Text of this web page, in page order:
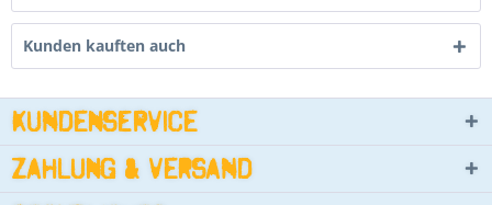
Kunden kauften auch
Kundenservice
Zahlung & Versand